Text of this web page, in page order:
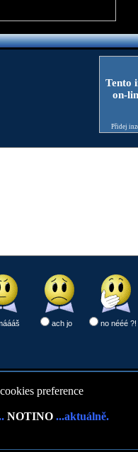
Tento
on-
Přidej
ach jo no nééé ?!
preference
NOTINO ...aktuálně.